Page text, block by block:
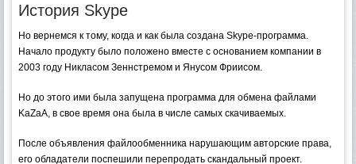
История Skype
Но вернемся к тому, когда и как была создана Skype-программа.
Начало продукту было положено вместе с основанием компании в
2003 году Никласом Зеннстремом и Янусом Фриисом.
Но до этого ими была запущена программа для обмена файлами
KaZаA, в свое время она была в числе самых скачиваемых.
После объявления файлообменника нарушающим авторские права,
его обладатели поспешили перепродать скандальный проект.